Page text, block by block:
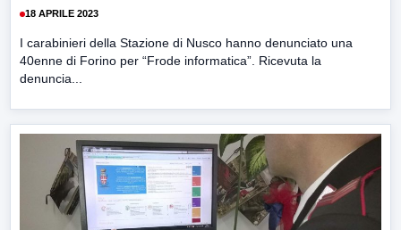
18 APRILE 2023
I carabinieri della Stazione di Nusco hanno denunciato una
40enne di Forino per “Frode informatica”. Ricevuta la
denuncia...